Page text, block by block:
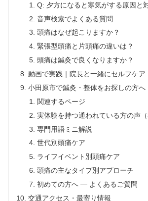
Q: 夕方になると寒気がする原因と
音声検索でよくある質問
頭痛はなぜ起こりますか？
緊張型頭痛と片頭痛の違いは？
頭痛は鍼灸で良くなりますか？
動画で実践｜院長と一緒にセルフケア
小田原市で鍼灸・整体をお探しの方へ
関連するページ
実体験を持つ通われている方の声（
専門用語ミニ解説
世代別頭痛ケア
ライフイベント別頭痛ケア
頭痛の主なタイプ別アプローチ
初めての方へ — よくあるご質問
交通アクセス・最寄り情報